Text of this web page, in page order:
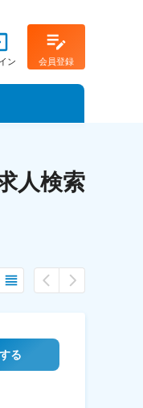
ン 会員登録
人検索
る